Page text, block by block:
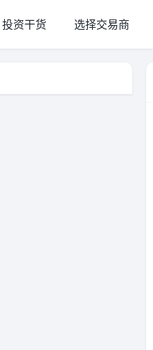
投资干货 选择交易商